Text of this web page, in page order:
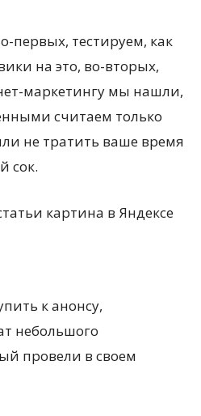
первых, тестируем, как
на это, во-вторых,
маркетингу мы нашли,
считаем только
не тратить ваше время
сок.
картина в Яндексе
к анонсу,
небольшого
провели в своем